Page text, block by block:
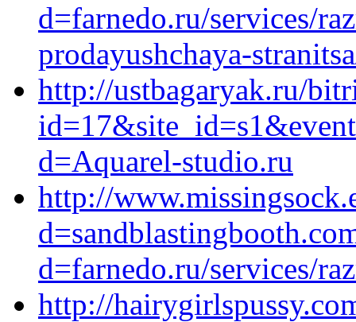
d=farnedo.ru/services/
prodayushchaya-
http://ustbagaryak.ru/
d=Aquarel-studio.ru
http://
d=farnedo.ru/services/
http://